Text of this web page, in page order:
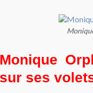
Monique
sur ses